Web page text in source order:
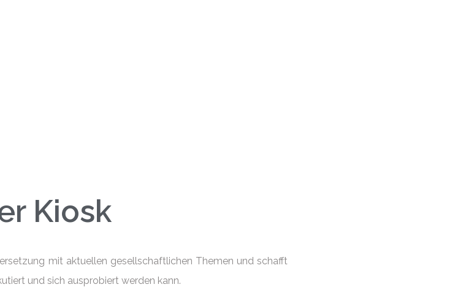
Kiosk
mit aktuellen gesellschaftlichen Themen und schafft
und sich ausprobiert werden kann.